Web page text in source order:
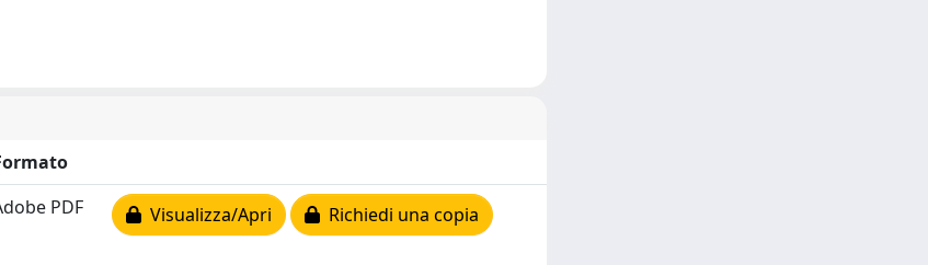
PDF Visualizza/Apri Richiedi una copia